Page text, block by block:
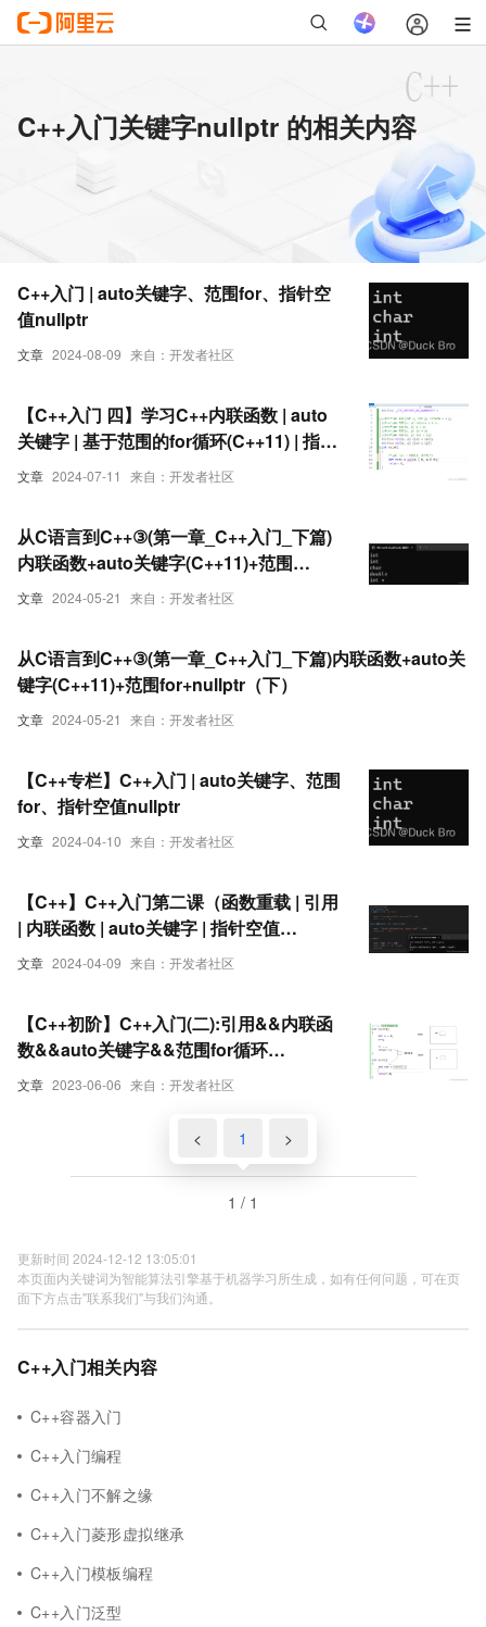
C++入门关键字nullptr 的相关内容
文章 2024-08-09 来自：开发者社区
C++入门 | auto关键字、范围for、指针空
值nullptr
文章 2024-07-11 来自：开发者社区
【C++入门 四】学习C++内联函数 | auto
关键字 | 基于范围的for循环(C++11) | 指针
空值nullptr(C++11)
文章 2024-05-21 来自：开发者社区
从C语言到C++③(第一章_C++入门_下篇)
内联函数+auto关键字(C++11)+范围
for+nullptr（上）
文章 2024-05-21 来自：开发者社区
从C语言到C++③(第一章_C++入门_下篇)内联函数+auto关
键字(C++11)+范围for+nullptr（下）
文章 2024-04-10 来自：开发者社区
【C++专栏】C++入门 | auto关键字、范围
for、指针空值nullptr
文章 2024-04-09 来自：开发者社区
【C++】C++入门第二课（函数重载 | 引用
| 内联函数 | auto关键字 | 指针空值
nullptr）
文章 2023-06-06 来自：开发者社区
【C++初阶】C++入门(二):引用&&内联函
数&&auto关键字&&范围for循环
(C++11)&&指针空值nullptr
< 1 >
1 / 1
更新时间 2024-12-12 13:05:01
本页面内关键词为智能算法引擎基于机器学习所生成，如有任何问题，可在页
面下方点击"联系我们"与我们沟通。
C++入门相关内容
C++容器入门
C++入门编程
C++入门不解之缘
C++入门菱形虚拟继承
C++入门模板编程
C++入门泛型